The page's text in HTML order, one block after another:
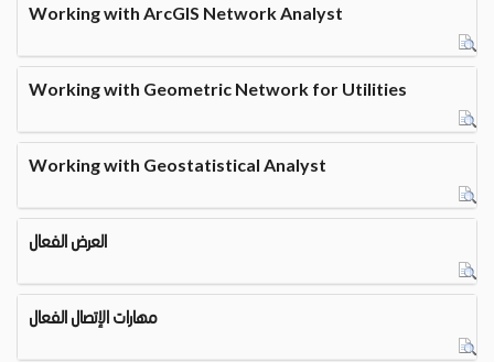
Working with ArcGIS Network Analyst
Working with Geometric Network for Utilities
Working with Geostatistical Analyst
العرض الفعال
مهارات الإتصال الفعال